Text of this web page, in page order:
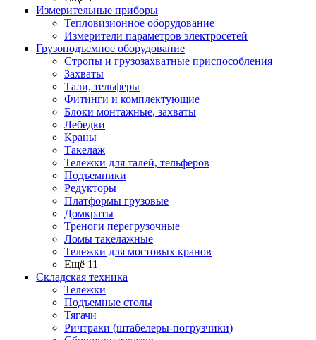
Измерительные приборы
Тепловизионное оборудование
Измерители параметров электросетей
Грузоподъемное оборудование
Стропы и грузозахватные приспособления
Захваты
Тали, тельферы
Фитинги и комплектующие
Блоки монтажные, захваты
Лебедки
Краны
Такелаж
Тележки для талей, тельферов
Подъемники
Редукторы
Платформы грузовые
Домкраты
Треноги перегрузочные
Ломы такелажные
Тележки для мостовых кранов
Ещё 11
Складская техника
Тележки
Подъемные столы
Тягачи
Ричтраки (штабелеры-погрузчики)